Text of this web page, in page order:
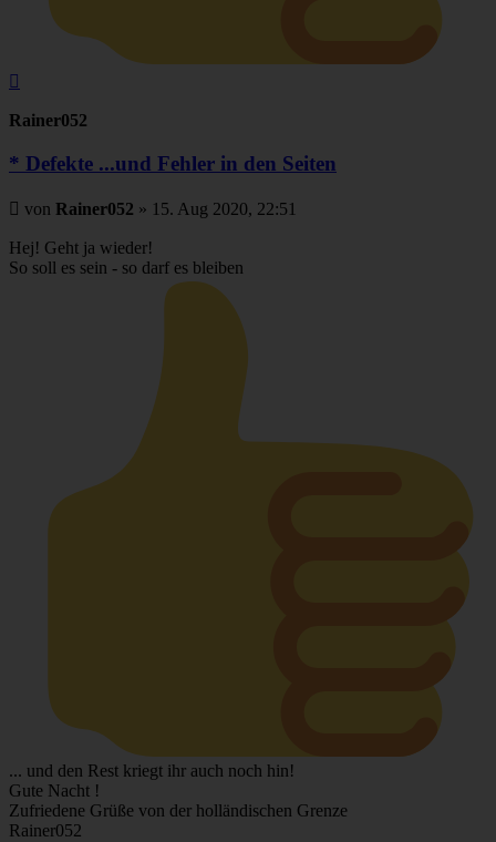
Rainer052
* Defekte ...und Fehler in den Seiten
Beitrag
von Rainer052 » 15. Aug 2020, 22:51
Hej! Geht ja wieder!
So soll es sein - so darf es bleiben
... und den Rest kriegt ihr auch noch hin!
Gute Nacht !
Zufriedene Grüße von der holländischen Grenze
Rainer052